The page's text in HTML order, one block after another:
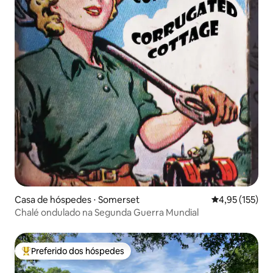
Casa de hóspedes ⋅ Somerset 4,95 de uma
4,95 (155)
Chalé ondulado na Segunda Guerra Mundial
Entre os melhores preferidos dos hóspedes
Preferido dos hóspedes